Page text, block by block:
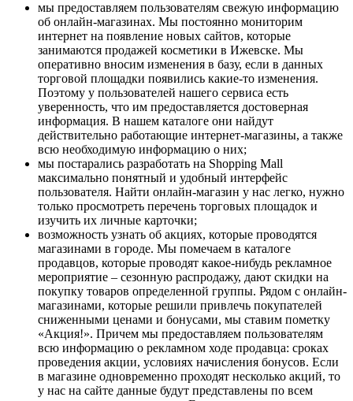
мы предоставляем пользователям свежую информацию
об онлайн-магазинах. Мы постоянно мониторим
интернет на появление новых сайтов, которые
занимаются продажей косметики в Ижевске. Мы
оперативно вносим изменения в базу, если в данных
торговой площадки появились какие-то изменения.
Поэтому у пользователей нашего сервиса есть
уверенность, что им предоставляется достоверная
информация. В нашем каталоге они найдут
действительно работающие интернет-магазины, а также
всю необходимую информацию о них;
мы постарались разработать на Shopping Mall
максимально понятный и удобный интерфейс
пользователя. Найти онлайн-магазин у нас легко, нужно
только просмотреть перечень торговых площадок и
изучить их личные карточки;
возможность узнать об акциях, которые проводятся
магазинами в городе. Мы помечаем в каталоге
продавцов, которые проводят какое-нибудь рекламное
мероприятие – сезонную распродажу, дают скидки на
покупку товаров определенной группы. Рядом с онлайн-
магазинами, которые решили привлечь покупателей
сниженными ценами и бонусами, мы ставим пометку
«Акция!». Причем мы предоставляем пользователям
всю информацию о рекламном ходе продавца: сроках
проведения акции, условиях начисления бонусов. Если
в магазине одновременно проходят несколько акций, то
у нас на сайте данные будут представлены по всем